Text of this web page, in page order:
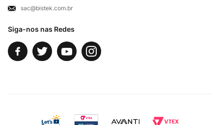
Siga-nos nas Redes
Fale Conosco
sac@bistek.com.br